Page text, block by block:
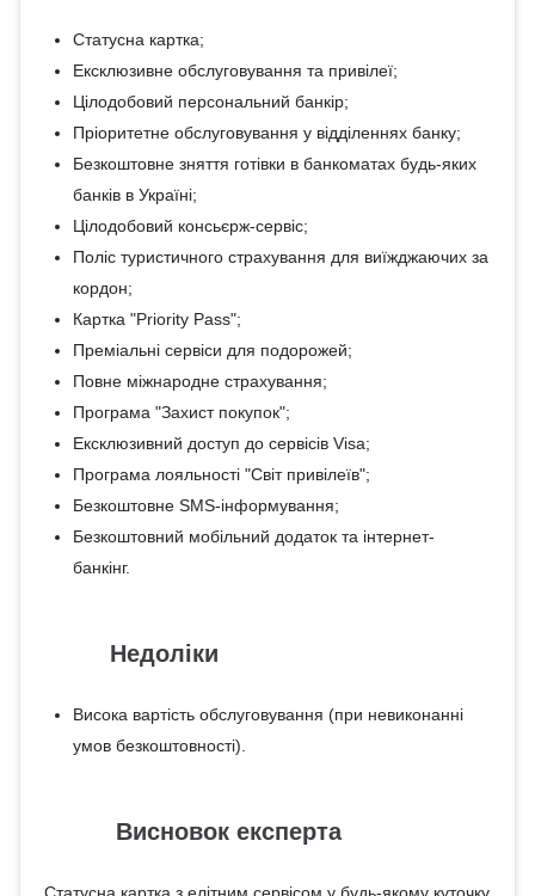
Статусна картка;
Ексклюзивне обслуговування та привілеї;
Цілодобовий персональний банкір;
Пріоритетне обслуговування у відділеннях банку;
Безкоштовне зняття готівки в банкоматах будь-яких
банків в Україні;
Цілодобовий консьєрж-сервіс;
Поліс туристичного страхування для виїжджаючих за
кордон;
Картка "Priority Pass";
Преміальні сервіси для подорожей;
Повне міжнародне страхування;
Програма "Захист покупок";
Ексклюзивний доступ до сервісів Visa;
Програма лояльності "Світ привілеїв";
Безкоштовне SMS-інформування;
Безкоштовний мобільний додаток та інтернет-
банкінг.
Недоліки
Висока вартість обслуговування (при невиконанні
умов безкоштовності).
Висновок експерта